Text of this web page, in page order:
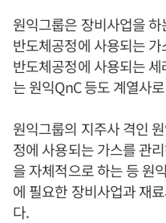
원익그룹은 장비사업을
반도체공정에 사용되는
반도체공정에 사용되는
는 원익QnC 등도 계열사
원익그룹의 지주사 격인
정에 사용되는 가스를 관
을 자체적으로 하는 등 원
에 필요한 장비사업과 재
다.